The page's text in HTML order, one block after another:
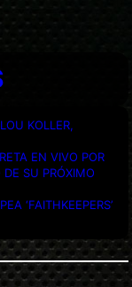
KOLLER,
EN VIVO POR
SU PRÓXIMO
‘FAITHKEEPERS’